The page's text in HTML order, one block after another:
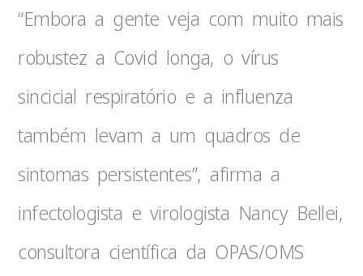
“Embora a gente veja com muito mais
robustez a Covid longa, o vírus
sincicial respiratório e a influenza
também levam a um quadros de
sintomas persistentes”, afirma a
infectologista e virologista Nancy Bellei,
consultora científica da OPAS/OMS